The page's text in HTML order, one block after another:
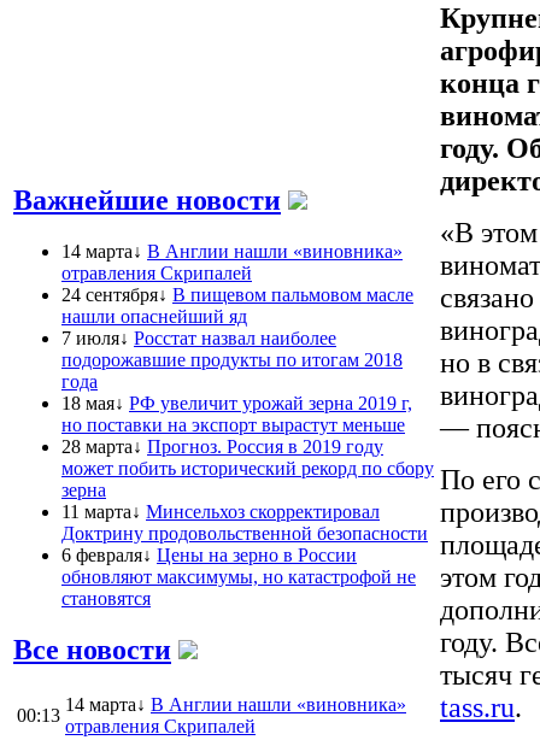
Важнейшие новости
14 марта↓ В Англии нашли «виновника»
отравления Скрипалей
24 сентября↓ В пищевом пальмовом масле
нашли опаснейший яд
7 июля↓ Росстат назвал наиболее
подорожавшие продукты по итогам 2018
года
18 мая↓ РФ увеличит урожай зерна 2019 г,
но поставки на экспорт вырастут меньше
28 марта↓ Прогноз. Россия в 2019 году
может побить исторический рекорд по сбору
зерна
11 марта↓ Минсельхоз скорректировал
Доктрину продовольственной безопасности
6 февраля↓ Цены на зерно в России
обновляют максимумы, но катастрофой не
становятся
Все новости
00:13
14 марта↓ В Англии нашли «виновника»
отравления Скрипалей
конца
году.
«В
но в
—
По его
этом
году.
тысяч
tass.ru.